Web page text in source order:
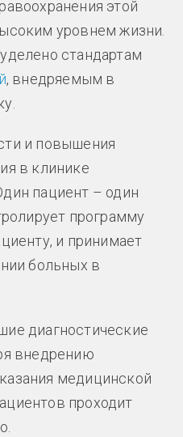
этой
уровнем жизни.
стандартам
, внедряемым в
и повышения
в клинике
пациент – один
программу
и принимает
больных в
диагностические
внедрению
медицинской
проходит